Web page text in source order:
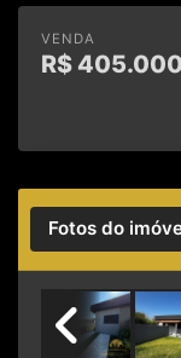
VENDA
R$
Fotos do